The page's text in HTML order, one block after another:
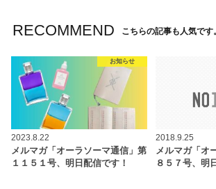
RECOMMEND こちらの記事も人気です
お知らせ
2023.8.22
メルマガ「オーラソーマ通信」第
１１５１号、明日配信です！
2018.9.25
メルマガ「オ
８５７号、明